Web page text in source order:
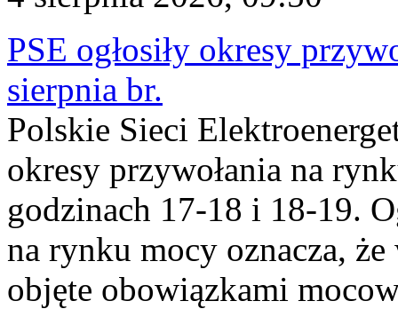
PSE ogłosiły okresy
sierpnia br.
Polskie Sieci
okresy przywołania na
godzinach 17-18 i 18-19.
na rynku mocy oznacza,
objęte obowiązkami